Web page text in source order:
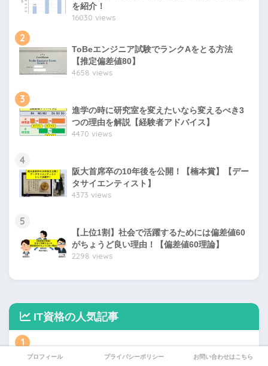
を紹介！
16030 views
2
ToBeエンジニア試験でランクAをとる方法
【推定偏差値80】
4658 views
3
進学の時に研究室を変えたいなら変えるべき3
つの理由を解説【経験者アドバイス】
4470 views
4
阪大首席卒の10年後を公開！【楠本賞】【デー
タサイエンティスト】
4373 views
5
【上位1割】社会で活躍するためには偏差値60
がちょうど良い理由！【偏差値60理論】
2298 views
IT資格の人気記事
1
AtCoderで上位何パーセントかわかる早見グラ
プロフィール プライバシーポリシー お問い合わせはこちら